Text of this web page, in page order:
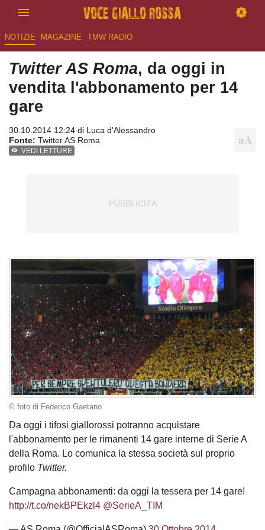
NOTIZIE MAGAZINE TMW RADIO
Twitter AS Roma, da oggi in
vendita l'abbonamento per 14
gare
30.10.2014 12:24 di Luca d'Alessandro
Fonte: Twitter AS Roma
VEDI LETTURE
© foto di Federico Gaetano
Da oggi i tifosi giallorossi potranno acquistare
l'abbonamento per le rimanenti 14 gare interne di Serie A
della Roma. Lo comunica la stessa società sul proprio
profilo Twitter.
Campagna abbonamenti: da oggi la tessera per 14 gare!
http://t.co/nekBPEkzl4 @SerieA_TIM